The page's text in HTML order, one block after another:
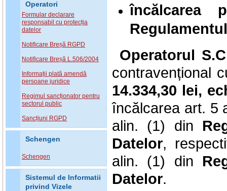
Operatori
Formular declarare
responsabil cu protecția
datelor
Notificare Breșă RGPD
Notificare Breșă L.506/2004
Informații plată amendă
persoane juridice
Regimul sancționator pentru
sectorul public
Sancțiuni RGPD
Schengen
Schengen
Sistemul de Informatii
privind Vizele
încălcarea
Operatorul
contravențional
14.334,30 lei,
încălcarea art. 5
alin. (1) din
Datelor,
alin. (1) din
Datelor.